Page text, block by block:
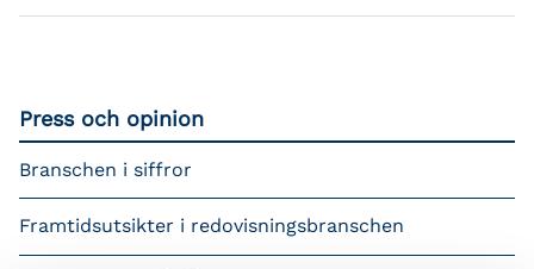
Press och opinion
Branschen i siffror
Framtidsutsikter i redovisningsbranschen